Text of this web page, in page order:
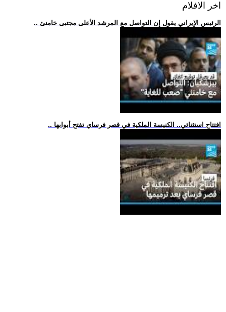
اخر الافلام
.. الرئيس الإيراني يقول إن التواصل مع المرشد الأعلى مجتبى خامنئ
.. افتتاح استثنائي.. الكنيسة الملكية في قصر فرساي تفتح أبوابها